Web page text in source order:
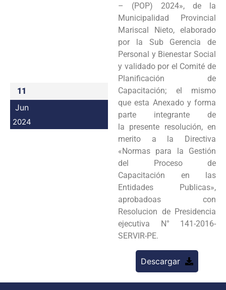
Intranet
11
Jun
2024
– (POP) 2024», de la
Municipalidad Provincial
Mariscal Nieto, elaborado
por la Sub Gerencia de
Personal y Bienestar Social
y validado por el Comité de
Planificación de
Capacitación; el mismo
que esta Anexado y forma
parte integrante de
la presente resolución, en
merito a la Directiva
«Normas para la Gestión
del Proceso de
Capacitación en las
Entidades Publicas»,
aprobadoas con
Resolucion de Presidencia
ejecutiva N° 141-2016-
SERVIR-PE.
Descargar